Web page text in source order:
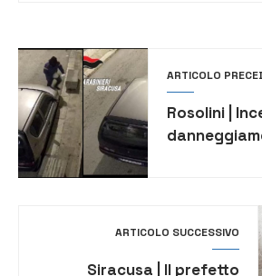
ARTICOLO
Rosolini |
ARTICOLO SUCCESSIVO
Siracusa | Il prefetto